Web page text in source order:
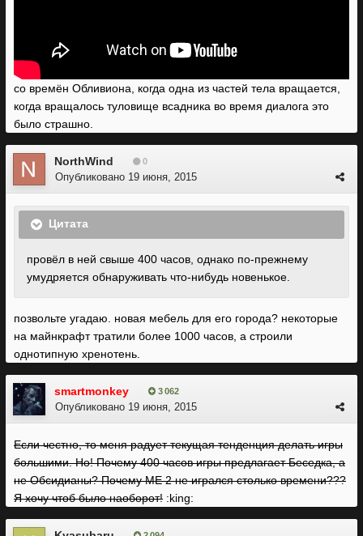
со времён Обливиона, когда одна из частей тела вращается,
когда вращалось туловище всадника во время диалога это
было страшно.
NorthWind 0
Опубликовано 19 июня, 2015
Цитата
провёл в ней свыше 400 часов, однако по-прежнему
умудряется обнаруживать что-нибудь новенькое.
позвольте угадаю. новая мебель для его города? некоторые
на майнкрафт тратили более 1000 часов, а строили
однотипную хренотень.
smartmonkey 3 062
Опубликовано 19 июня, 2015
Если честно, то меня радует текущая тенденция делать игры
большими. Но! Почему 400 часов игры предлагает Беседка, а
не Обсидианы? Почему ME 2 не игрался столько времени???
Я хочу чтоб было наоборот! :king: